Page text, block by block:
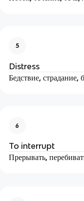
5
Distress
Бедствие, страдание,
6
To interrupt
Прерывать,